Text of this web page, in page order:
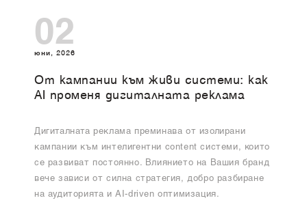
02
юни, 2026
От кампании към живи системи: как
AI променя дигиталната реклама
Дигиталната реклама преминава от изолирани
кампании към интелигентни content системи, които
се развиват постоянно. Влиянието на Вашия бранд
вече зависи от силна стратегия, добро разбиране
на аудиторията и AI-driven оптимизация.